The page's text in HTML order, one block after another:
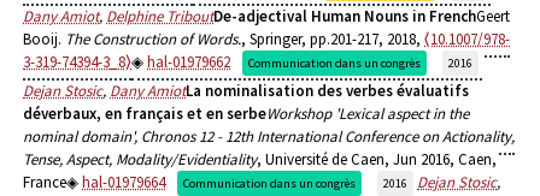
Dany Amiot, Delphine TriboutDe-adjectival Human Nouns in FrenchGeert
Booij. The Construction of Words., Springer, pp.201-217, 2018, ⟨10.1007/978-
3-319-74394-3_8⟩
hal-01979662 Communication dans un congrès 2016
Dejan Stosic, Dany AmiotLa nominalisation des verbes évaluatifs
déverbaux, en français et en serbeWorkshop 'Lexical aspect in the
nominal domain', Chronos 12 - 12th International Conference on Actionality,
Tense, Aspect, Modality/Evidentiality, Université de Caen, Jun 2016, Caen,
France
hal-01979664 Communication dans un congrès 2016 Dejan Stosic,